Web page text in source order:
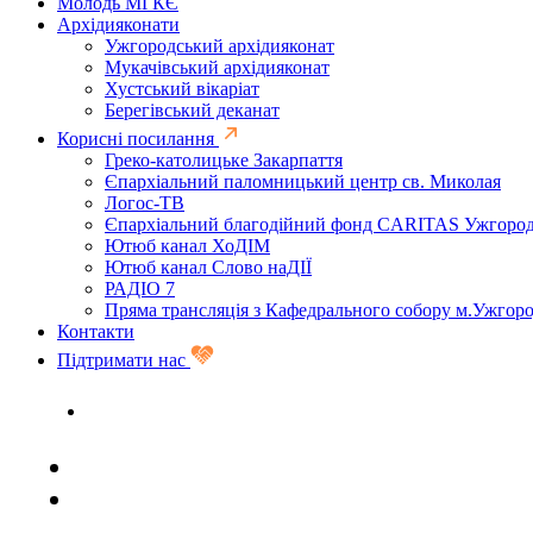
Архідияконати
Ужгородський архідияконат
Мукачівський архідияконат
Хустський вікаріат
Берегівський деканат
Корисні посилання
Греко-католицьке Закарпаття
Єпархіальний паломницький центр св. Миколая
Логос-ТВ
Єпархіальний благодійний фонд CARITAS
Ютюб канал ХоДІМ
Ютюб канал Слово наДІЇ
РАДІО 7
Пряма трансляція з Кафедрального собору
Контакти
Підтримати нас